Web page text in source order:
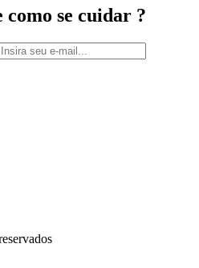
como se cuidar ?